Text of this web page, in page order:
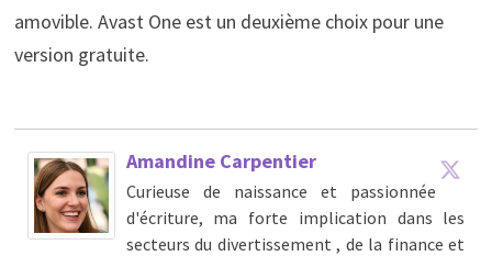
amovible. Avast One est un deuxième choix pour une
version gratuite.
Amandine Carpentier
Curieuse de naissance et passionnée
d'écriture, ma forte implication dans les
secteurs du divertissement , de la finance et